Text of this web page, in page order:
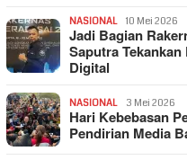
NASIONAL 10 Mei 2026
Jadi Bagian
Saputra
Digital
NASIONAL 3 Mei 2026
Hari Kebebasan
Pendirian Media